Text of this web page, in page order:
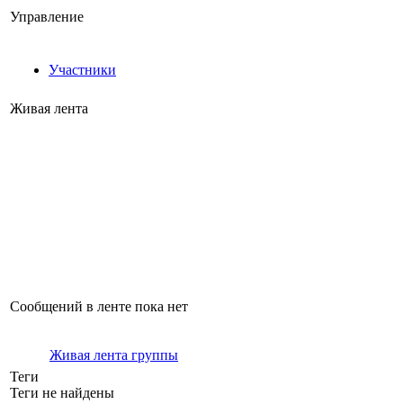
Управление
Участники
Живая лента
Сообщений в ленте пока нет
Живая лента группы
Теги
Теги не найдены